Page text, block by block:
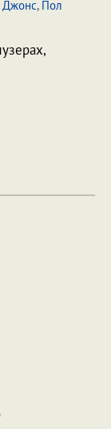
Джонс, Пол